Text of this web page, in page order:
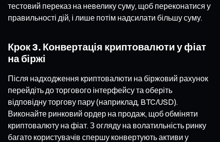
тестовий переказ на невелику суму, щоб переконатися у
правильності дій, і лише потім надсилати більшу суму.
Крок 3. Конвертація криптовалюти у фіат
на біржі
Після надходження криптовалюти на біржовий рахунок
перейдіть до торгового інтерфейсу та оберіть
відповідну торгову пару (наприклад, BTC/USD).
Виконайте ринковий ордер на продаж, щоб обміняти
криптовалюту на фіат. З огляду на волатильність ринку
багато користувачів спершу конвертують активи у